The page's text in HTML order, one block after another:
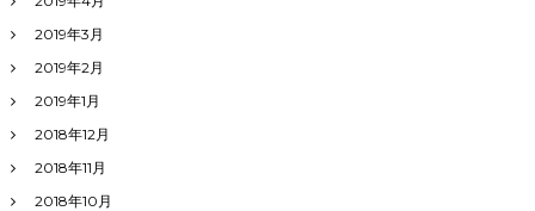
2019年3月
2019年2月
2019年1月
2018年12月
2018年11月
2018年10月